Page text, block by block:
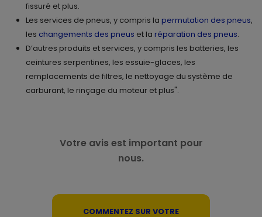
fissuré et plus.
Les services de pneus, y compris la permutation des pneus,
les changements des pneus et la réparation des pneus.
D’autres produits et services, y compris les batteries, les
ceintures serpentines, les essuie-glaces, les
remplacements de filtres, le nettoyage du système de
carburant, le rinçage du moteur et plus".
Votre avis est important pour
nous.
COMMENTEZ SUR VOTRE